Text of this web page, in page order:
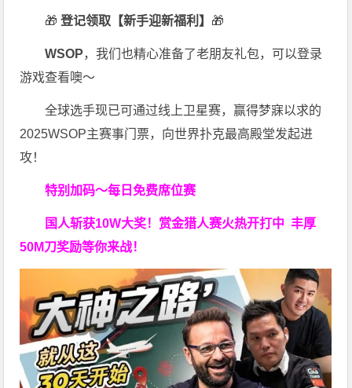
🎁 登记领取【新手迎新福利】 🎁
WSOP，我们也精心准备了老朋友礼包，可以登录
游戏查看噢～
全球选手现已可通过线上卫星赛，赢得梦寐以求的
2025WSOP主赛事门票，向世界扑克最高殿堂发起进
攻！
特别加码～每日免费席位赛
国人斩获10W大奖！ 赏金猎人赛火热开打中 丰厚
50M刀奖励等你来战！